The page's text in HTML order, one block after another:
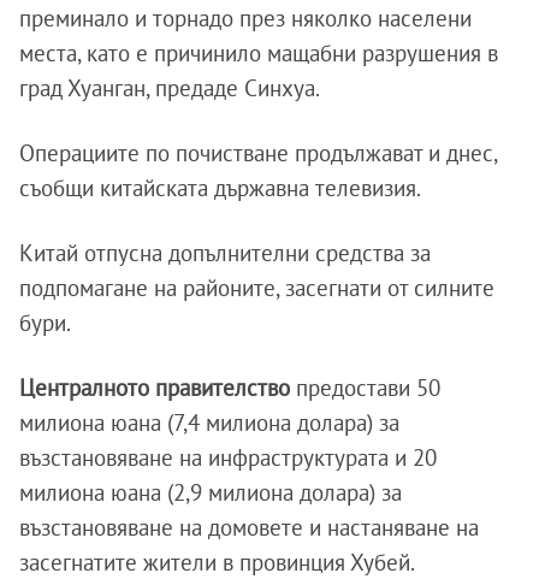
преминало и торнадо през няколко населени
места, като е причинило мащабни разрушения в
град Хуанган, предаде Синхуа.
Операциите по почистване продължават и днес,
съобщи китайската държавна телевизия.
Китай отпусна допълнителни средства за
подпомагане на районите, засегнати от силните
бури.
Централното правителство предостави 50
милиона юана (7,4 милиона долара) за
възстановяване на инфраструктурата и 20
милиона юана (2,9 милиона долара) за
възстановяване на домовете и настаняване на
засегнатите жители в провинция Хубей.